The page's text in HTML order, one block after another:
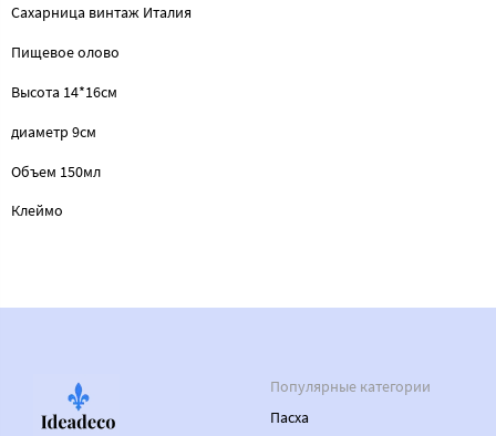
Сахарница винтаж Италия
Пищевое олово
Высота 14*16см
диаметр 9cм
Объем 150мл
Клеймо
Популярные категории
Пасха